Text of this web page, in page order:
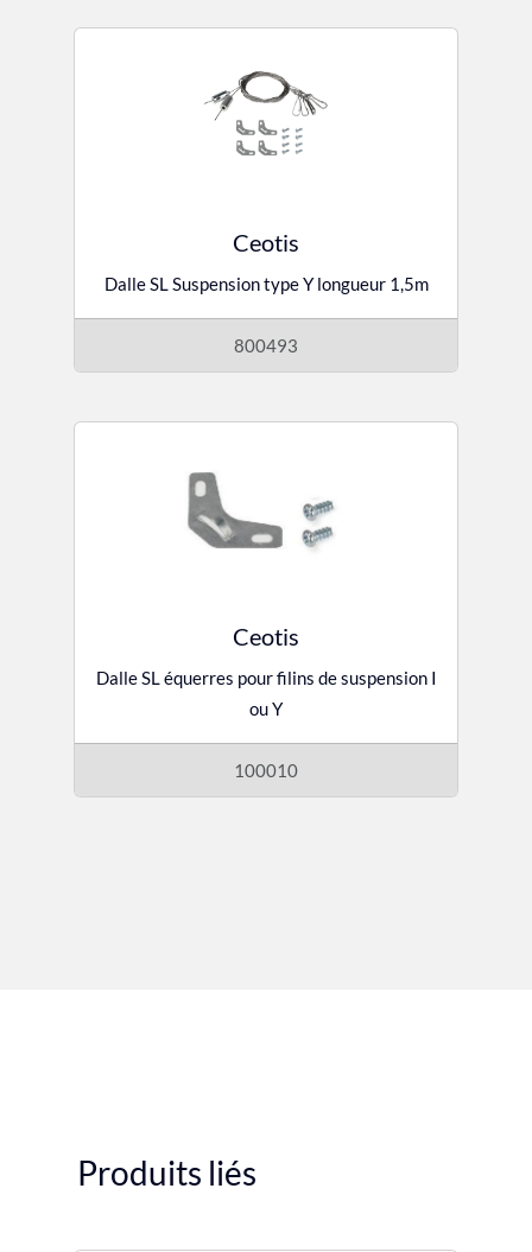
Ceotis
Dalle SL Suspension type Y longueur 1,5m
800493
Ceotis
Dalle SL équerres pour filins de suspension I
ou Y
100010
Produits liés